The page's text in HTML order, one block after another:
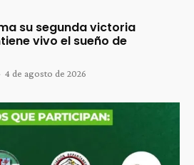
su segunda victoria
vivo el sueño de
4 de agosto de 2026